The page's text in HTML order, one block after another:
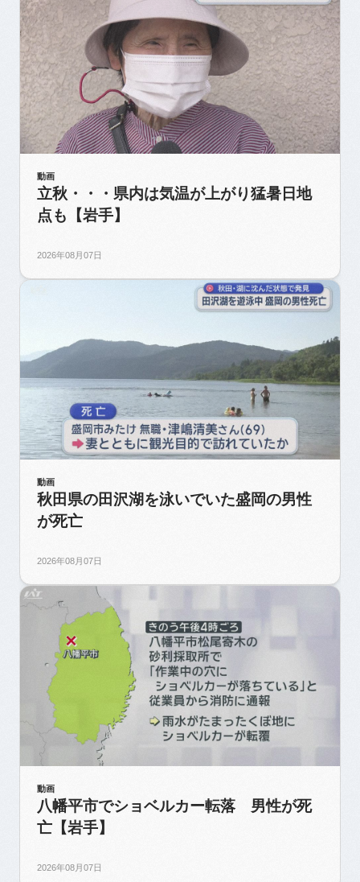
動画
立秋・・・県内は気温が上がり猛暑日地
点も【岩手】
2026年08月07日
動画
秋田県の田沢湖を泳いでいた盛岡の男性
が死亡
2026年08月07日
動画
八幡平市でショベルカー転落 男性が死
亡【岩手】
2026年08月07日